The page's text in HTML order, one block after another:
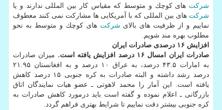
شركت های كوچك و متوسط كه مقیاس كار بین المللی ندارند و یا
شركت های بین المللی كه با آمریكایی ها مشاركت نمی كنند معطوف
نماییم و از ظرفیت های بالای شركت های كوچك و متوسط به نحو
مطلوب بهره مند شویم.
افزایش ۱۶ درصدی صادرات ایران
صادرات ایران امسال ۱۶ درصد افزایش یافته است.
میزان صادرات
به امارات ۴۳.۵ درصد، به عراق ۱۰ درصد و به افغانستان ۲۱.۹۵
درصد رشد داشته و البته صادرات به كره جنوبی ۱۵ درصد كاهش
یافته است. این آمار را محمد لاهوتی ـ عضو هیات نمایندگان اتاق
بازرگانی ـ اعلام نموده و گفته است باید درمورد كاهش صادرات به
كره جنوبی بیشتر دقت نماییم تا شرایط بهتری فراهم گردد.